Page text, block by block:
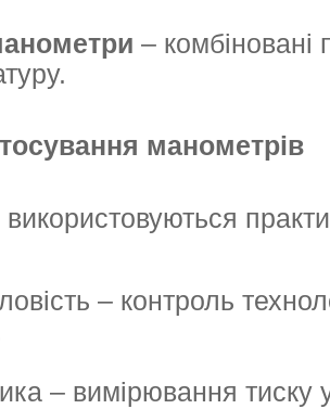
–
манометрів
– контроль
– вимірювання тиску